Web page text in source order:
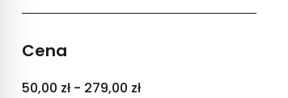
Cena
50,00 zł - 279,00 zł